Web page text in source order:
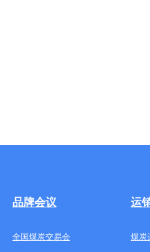
品牌会议 运
全国煤炭交易会 煤炭